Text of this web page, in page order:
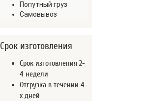
Попутный груз
Самовывоз
Срок изготовления
Срок изготовления 2-
4 недели
Отгрузка в течении 4-
х дней